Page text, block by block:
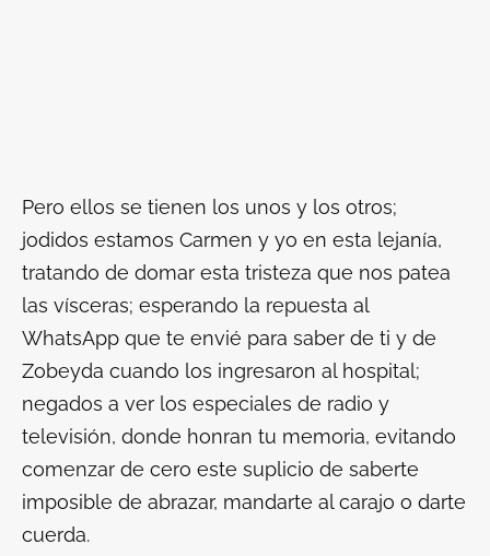
Pero ellos se tienen los unos y los otros;
jodidos estamos Carmen y yo en esta lejanía,
tratando de domar esta tristeza que nos patea
las vísceras; esperando la repuesta al
WhatsApp que te envié para saber de ti y de
Zobeyda cuando los ingresaron al hospital;
negados a ver los especiales de radio y
televisión, donde honran tu memoria, evitando
comenzar de cero este suplicio de saberte
imposible de abrazar, mandarte al carajo o darte
cuerda.